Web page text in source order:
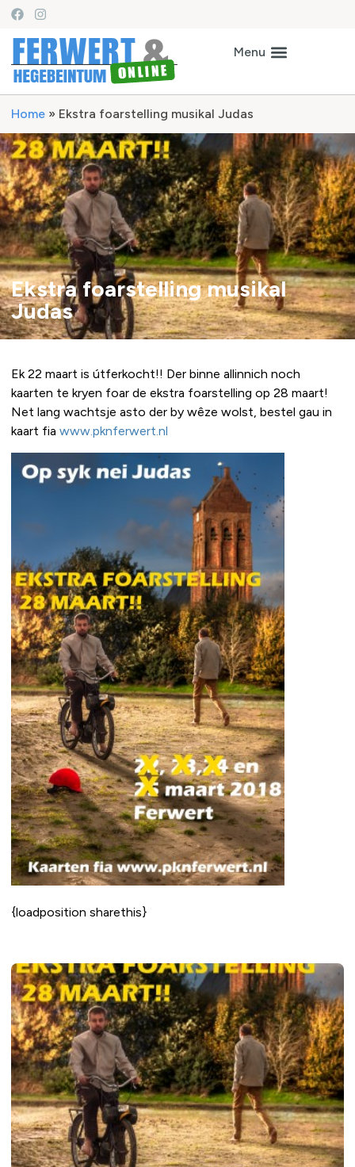
Home » Ekstra foarstelling musikal Judas
Ekstra foarstelling musikal
Judas
Ek 22 maart is útferkocht!! Der binne allinnich noch
kaarten te kryen foar de ekstra foarstelling op 28 maart!
Net lang wachtsje asto der by wêze wolst, bestel gau in
kaart fia www.pknferwert.nl
{loadposition sharethis}